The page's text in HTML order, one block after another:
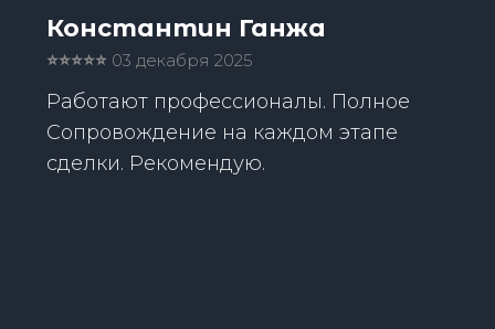
Константин Ганжа
⭐️⭐️⭐️⭐️⭐️ 03 декабря 2025
Работают профессионалы. Полное
Сопровождение на каждом этапе
сделки. Рекомендую.